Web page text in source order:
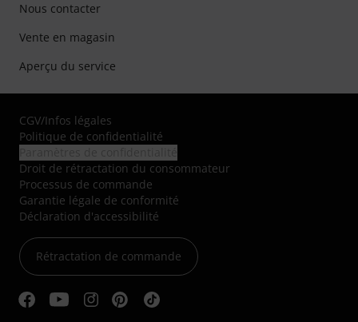
Nous contacter
Vente en magasin
Aperçu du service
CGV/Infos légales
Politique de confidentialité
Droit de rétractation du consommateur
Processus de commande
Garantie légale de conformité
Déclaration d'accessibilité
Rétractation de commande